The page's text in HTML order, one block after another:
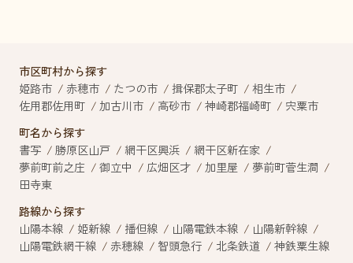
市区町村から探す
姫路市
赤穂市 たつの市 揖保郡太子町
相生市
佐用郡佐用町
加古川市 高砂市 神崎郡福崎町
宍粟市
町名から探す
書写
勝原区山戸 網干区興浜
網干区新在家
夢前町前之庄
御立中 広畑区才 加里屋
夢前町菅生澗
田寺東
路線から探す
山陽本線
姫新線 播但線 山陽電鉄本線
山陽新幹線
山陽電鉄網干線
赤穂線 智頭急行 北条鉄道
神鉄粟生線